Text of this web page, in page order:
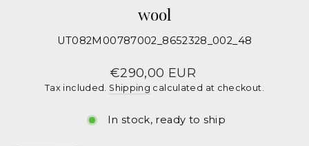
wool
DONDUP
turtleneck
UT082M00787002_8652328_002_48
Regular
price
€290,00 EUR
Tax included. Shipping calculated at checkout.
In stock, ready to ship